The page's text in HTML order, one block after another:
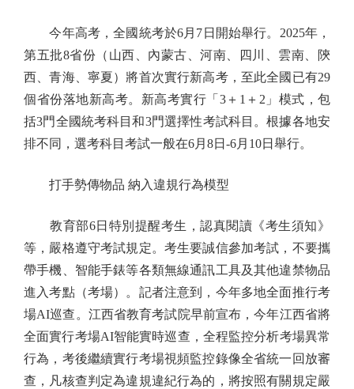
今年高考，全國統考於6月7日開始舉行。2025年，
第五批8省份（山西、內蒙古、河南、四川、雲南、陝
西、青海、寧夏）將首次實行新高考，至此全國已有29
個省份落地新高考。新高考實行「3＋1＋2」模式，包
括3門全國統考科目和3門選擇性考試科目。根據各地安
排不同，選考科目考試一般在6月8日-6月10日舉行。
打手勢傳物品 納入違規行為模型
教育部6日特別提醒考生，認真閱讀《考生須知》
等，嚴格遵守考試規定。考生要誠信參加考試，不要攜
帶手機、智能手錶等各類無線通訊工具及其他違禁物品
進入考點（考場）。記者注意到，今年多地全面推行考
場AI巡查。江西省教育考試院早前宣布，今年江西省將
全面實行考場AI智能實時巡查，全程監控分析考場異常
行為，考後繼續實行考場視頻監控錄像全省統一回放審
查，凡核查判定為違規違紀行為的，將按照有關規定嚴